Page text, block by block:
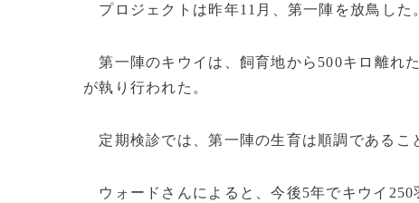
プロジェクトは昨年11月、第一陣を放鳥した
第一陣のキウイは、飼育地から500キロ離れ
が執り行われた。
定期検診では、第一陣の生育は順調であるこ
ウォードさんによると、今後5年でキウイ250